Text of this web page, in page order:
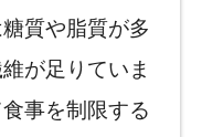
質や脂質が多
が足りていま
事を制限する